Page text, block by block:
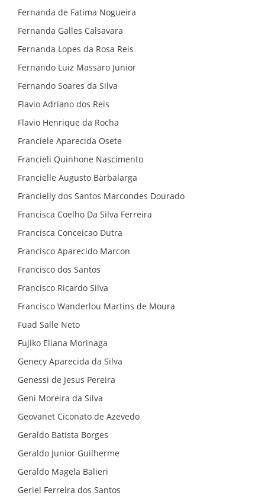
Fernanda de Fatima Nogueira
Fernanda Galles Calsavara
Fernanda Lopes da Rosa Reis
Fernando Luiz Massaro Junior
Fernando Soares da Silva
Flavio Adriano dos Reis
Flavio Henrique da Rocha
Franciele Aparecida Osete
Francieli Quinhone Nascimento
Francielle Augusto Barbalarga
Francielly dos Santos Marcondes Dourado
Francisca Coelho Da Silva Ferreira
Francisca Conceicao Dutra
Francisco Aparecido Marcon
Francisco dos Santos
Francisco Ricardo Silva
Francisco Wanderlou Martins de Moura
Fuad Salle Neto
Fujiko Eliana Morinaga
Genecy Aparecida da Silva
Genessi de Jesus Pereira
Geni Moreira da Silva
Geovanet Ciconato de Azevedo
Geraldo Batista Borges
Geraldo Junior Guilherme
Geraldo Magela Balieri
Geriel Ferreira dos Santos